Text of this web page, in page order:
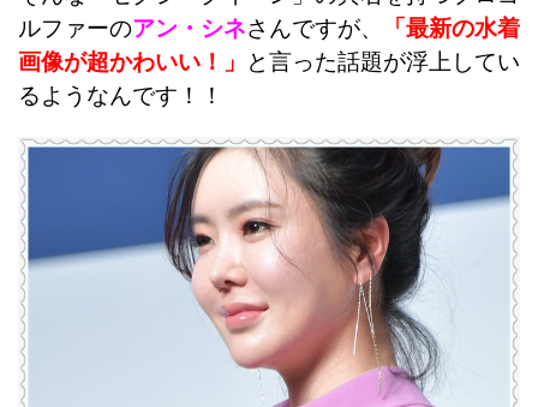
ルファーのアン・シネさんですが、
「最新の水着
画像が超かわいい！」
と言った話題が浮上してい
るようなんです！！